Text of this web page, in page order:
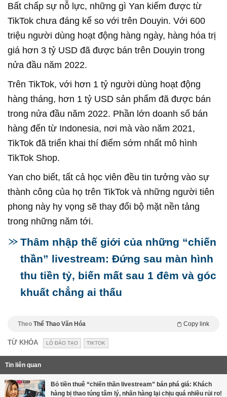
Bất chấp sự nỗ lực, những gì Yan kiếm được từ
TikTok chưa đáng kể so với trên Douyin. Với 600
triệu người dùng hoạt động hàng ngày, hàng hóa trị
giá hơn 3 tỷ USD đã được bán trên Douyin trong
nửa đầu năm 2022.
Trên TikTok, với hơn 1 tỷ người dùng hoạt động
hàng tháng, hơn 1 tỷ USD sản phẩm đã được bán
trong nửa đầu năm 2022. Phần lớn doanh số bán
hàng đến từ Indonesia, nơi mà vào năm 2021,
TikTok đã triển khai thí điểm sớm nhất mô hình
TikTok Shop.
Yan cho biết, tất cả học viên đều tin tưởng vào sự
thành công của họ trên TikTok và những người tiên
phong này hy vọng sẽ thay đổi bộ mặt nền tảng
trong những năm tới.
Thâm nhập thế giới của những “chiến
thần” livestream: Đứng sau màn hình
thu tiền tỷ, biến mất sau 1 đêm và góc
khuất chẳng ai thấu
Theo Thể Thao Văn Hóa Copy link
TỪ KHÓA LÒ ĐÀO TẠO TIKTOK
Tin liên quan
Bỏ tiền thuê “chiến thần livestream” bán phá giá: Khách
hàng bị thao túng tâm lý, nhãn hàng lại chịu quá nhiều rủi ro!